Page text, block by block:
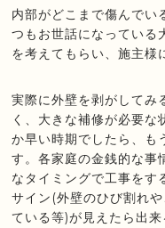
内部がどこまで傷んでい
つもお世話になっている
を考えてもらい、施主様
実際に外壁を剥がしてみ
く、大きな補修が必要
か早い時期でしたら、も
す。各家庭の金銭的な事
なタイミングで工事をす
サイン(外壁のひび割れ
ている等)が見えたら出